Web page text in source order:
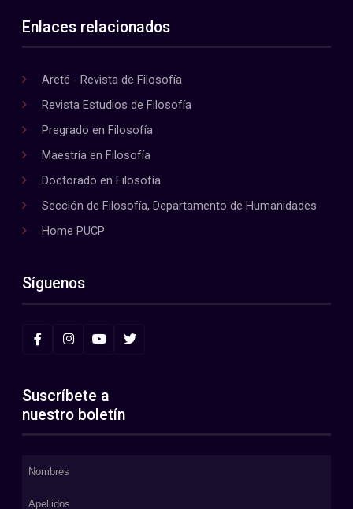
Enlaces relacionados
Areté - Revista de Filosofía
Revista Estudios de Filosofía
Pregrado en Filosofía
Maestría en Filosofía
Doctorado en Filosofía
Sección de Filosofía, Departamento de Humanidades
Home PUCP
Síguenos
Suscríbete a
nuestro boletín